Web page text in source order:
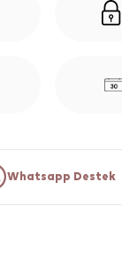
Whatsapp Destek